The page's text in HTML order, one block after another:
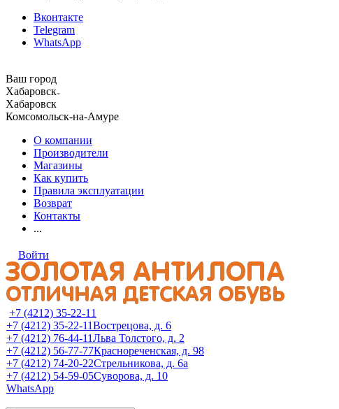
Вконтакте
Telegram
WhatsApp
Ваш город
Хабаровск
Хабаровск
Комсомольск-на-Амуре
О компании
Производители
Магазины
Как купить
Правила эксплуатации
Возврат
Контакты
...
Войти
+7 (4212) 35-22-11
+7 (4212) 35-22-11Вострецова, д. 6
+7 (4212) 76-44-11Льва Толстого, д. 2
+7 (4212) 56-77-77Краснореченская, д. 98
+7 (4212) 74-20-22Стрельникова, д. 6а
+7 (4212) 54-59-05Суворова, д. 10
WhatsApp